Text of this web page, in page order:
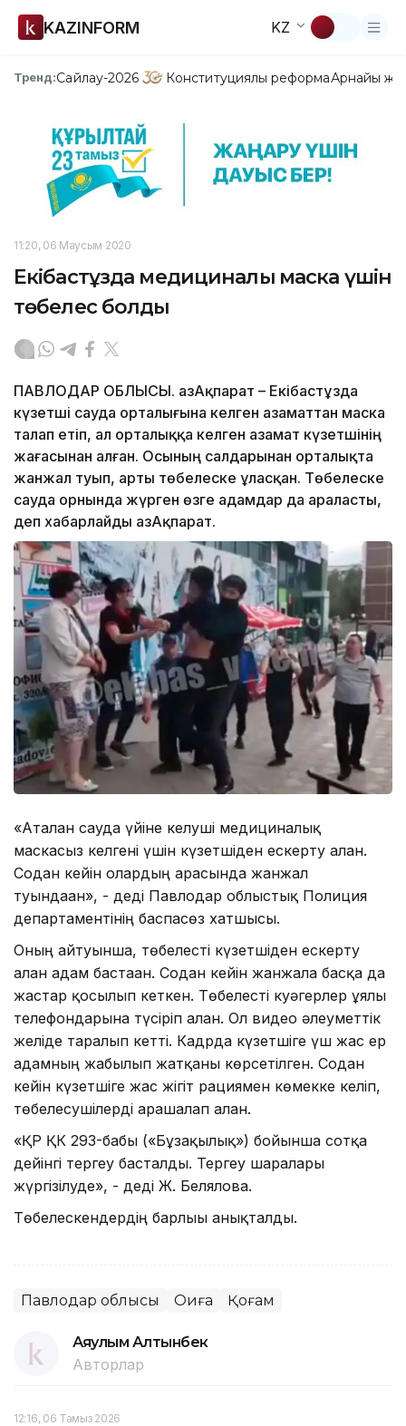
KAZINFORM KZ
Тренд:Сайлау-2026 Конституциялық реформаАрнайы
11:20, 06 Маусым 2020
Екібастұзда медициналық маска үшін
төбелес болды
ПАВЛОДАР ОБЛЫСЫ. ҚазАқпарат – Екібастұзда
күзетші сауда орталығына келген азаматтан маска
талап етіп, ал орталыққа келген азамат күзетшінің
жағасынан алған. Осының салдарынан орталықта
жанжал туып, арты төбелеске ұласқан. Төбелеске
сауда орнында жүрген өзге адамдар да араласты,
деп хабарлайды ҚазАқпарат.
«Аталған сауда үйіне келуші медициналық
маскасыз келгені үшін күзетшіден ескерту алған.
Содан кейін олардың арасында жанжал
туындаған», - деді Павлодар облыстық Полиция
департаментінің баспасөз хатшысы.
Оның айтуынша, төбелесті күзетшіден ескерту
алған адам бастаған. Содан кейін жанжалға басқа да
жастар қосылып кеткен. Төбелесті куәгерлер ұялы
телефондарына түсіріп алған. Ол видео әлеуметтік
желіде таралып кетті. Кадрда күзетшіге үш жас ер
адамның жабылып жатқаны көрсетілген. Содан
кейін күзетшіге жас жігіт рациямен көмекке келіп,
төбелесушілерді арашалап алған.
«ҚР ҚК 293-бабы («Бұзақылық») бойынша сотқа
дейінгі тергеу басталды. Тергеу шаралары
жүргізілуде», - деді Ж. Белялова.
Төбелескендердің барлығы анықталды.
Павлодар облысы Оқиға Қоғам
Аяулым Алтынбек
Авторлар
12:16, 06 Тамыз 2026